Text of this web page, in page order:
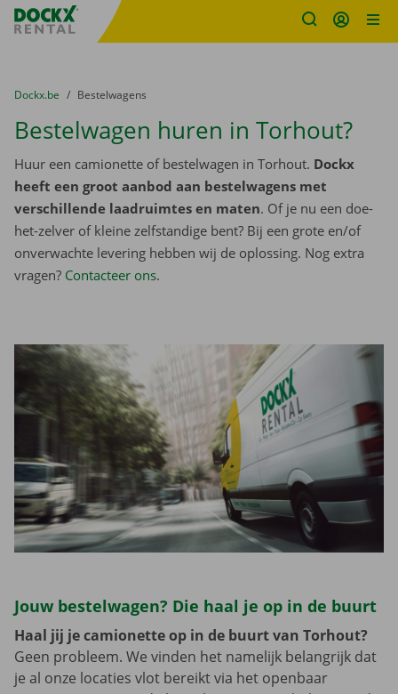
Fratello DEMO
U bevindt zich hier:
van
Dockx.be naar
Bestelwagens
Bestelwagen huren in Torhout?
Huur een camionette of bestelwagen in Torhout. Dockx
heeft een groot aanbod aan bestelwagens met
verschillende laadruimtes en maten. Of je nu een doe-
het-zelver of kleine zelfstandige bent? Bij een grote en/of
onverwachte levering hebben wij de oplossing. Nog extra
vragen? Contacteer ons.
Jouw bestelwagen? Die haal je op in de buurt
Haal jij je camionette op in de buurt van Torhout?
Geen probleem. We vinden het namelijk belangrijk dat
je al onze locaties vlot bereikt via het openbaar